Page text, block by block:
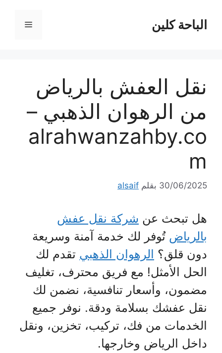
المحتوىالباحة كلين القائمة
نقل العفش بالرياض
من الرهوان الذهبي –
alrahwanzahby.co
m
30/06/2025 بقلم alsaif
هل تبحث عن شركة نقل عفش
بالرياض تُوفر لك خدمة آمنة وسريعة
دون قلق؟ الرهوان الذهبي تقدم لك
الحل الأمثل! مع فريق محترف، تغليف
مضمون، وأسعار تنافسية، نضمن لك
نقل عفشك بسلامة ودقة. نوفر جميع
الخدمات من فك، تركيب، تخزين، ونقل
داخل الرياض وخارجها.